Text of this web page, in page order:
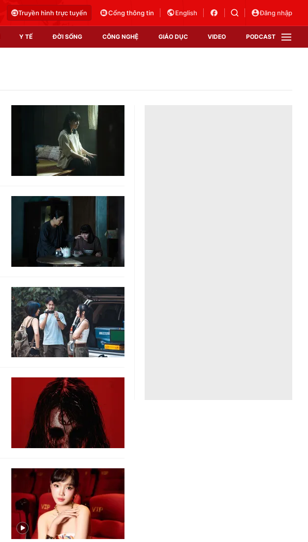
Truyền hình trực tuyến Cổng thông tin English Đăng nhập
Y TẾ ĐỜI SỐNG CÔNG NGHỆ GIÁO DỤC VIDEO PODCAST
Shorts video
Podcast
EMagazine
Photo
Infographic
Góc ảnh
Công nghệ
Hitech Công nghệ tương lai
Sản phẩm
Thị trường
Tư vấn
VTV Sức khoẻ